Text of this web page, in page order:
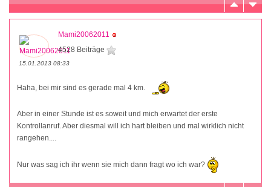
Mami20062011
4528 Beiträge
15.01.2013 08:33
Haha, bei mir sind es gerade mal 4 km.
Aber in einer Stunde ist es soweit und mich erwartet der erste
Kontrollanruf. Aber diesmal will ich hart bleiben und mal wirklich nicht
rangehen....
Nur was sag ich ihr wenn sie mich dann fragt wo ich war?